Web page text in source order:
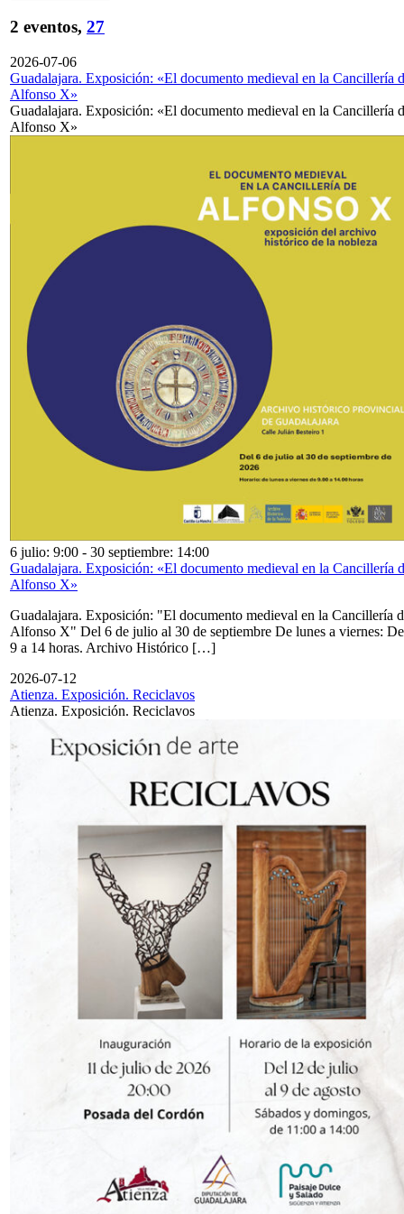
2 eventos, 27
2026-07-06
Guadalajara. Exposición: «El documento medieval en la Cancillería
Alfonso X»
Guadalajara. Exposición: «El documento medieval en la Cancillería
Alfonso X»
6 julio: 9:00 - 30 septiembre: 14:00
Guadalajara. Exposición: «El documento medieval en la Cancillería
Alfonso X»
Guadalajara. Exposición: "El documento medieval en la Cancillería
Alfonso X" Del 6 de julio al 30 de septiembre De lunes a viernes: De
9 a 14 horas. Archivo Histórico […]
2026-07-12
Atienza. Exposición. Reciclavos
Atienza. Exposición. Reciclavos